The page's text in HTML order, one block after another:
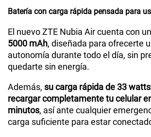
Compatibilidad con eSIM
Batería con carga rápida pensada para
El nuevo ZTE Nubia Air cuenta con
5000 mAh, diseñada para ofrecerte
autonomía durante todo el día, sin
quedarte sin energía.
Además, su carga rápida de 33
recargar completamente tu celular
minutos, así ante cualquier
carga suficiente para estar